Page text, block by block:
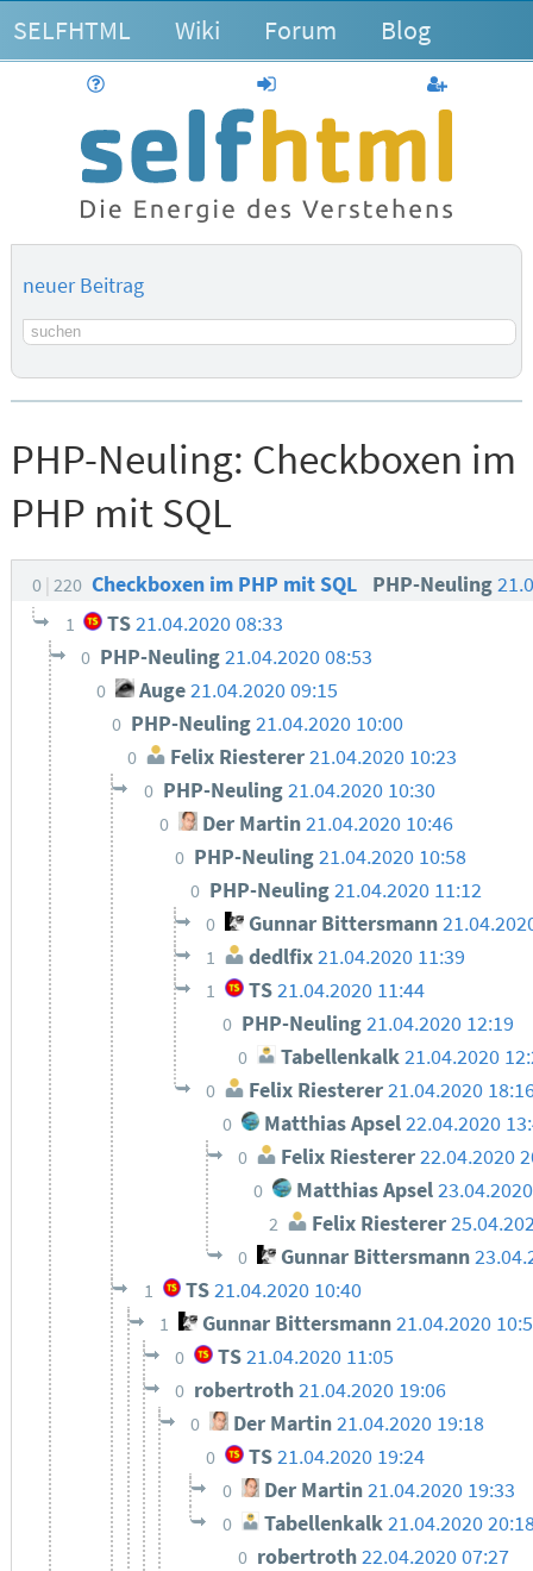
SELFHTML Wiki Forum Blog
anmelden
neuer Beitrag
Suchbegriff
PHP-Neuling: Checkboxen im
PHP mit SQL
0 220 Checkboxen im PHP mit SQL PHP-Neuling
1 TS21.04.2020 08:33
0 PHP-Neuling21.04.2020 08:53
0 Auge21.04.2020 09:15
0 PHP-Neuling21.04.2020 10:00
0 Felix Riesterer21.04.2020 10:23
0 PHP-Neuling21.04.2020 10:30
0 Der Martin 21.04.2020 10:46
0 PHP-Neuling21.04.2020 10:58
0 PHP-Neuling21.04.2020 11:12
0 Gunnar Bittersmann
1 dedlfix21.04.2020 11:39
1 TS21.04.2020 11:44
0 PHP-Neuling21.04.2020 12:19
0 Tabellenkalk 21.04.2020
0 Felix Riesterer21.04.2020
0 Matthias Apsel22.04.2020
0 Felix Riesterer 22.04.2020
0 Matthias Apsel
2 Felix Riesterer
0 Gunnar Bittersmann
1 TS21.04.2020 10:40
1 Gunnar Bittersmann 21.04.2020
0 TS21.04.2020 11:05
0 robertroth21.04.2020 19:06
0 Der Martin21.04.2020 19:18
0 TS21.04.2020 19:24
0 Der Martin21.04.2020 19:33
0 Tabellenkalk21.04.2020
0 robertroth22.04.2020 07:27